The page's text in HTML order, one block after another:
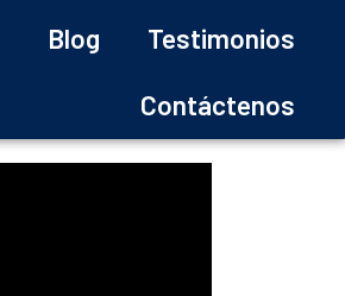
Blog
Testimonios
Contáctenos